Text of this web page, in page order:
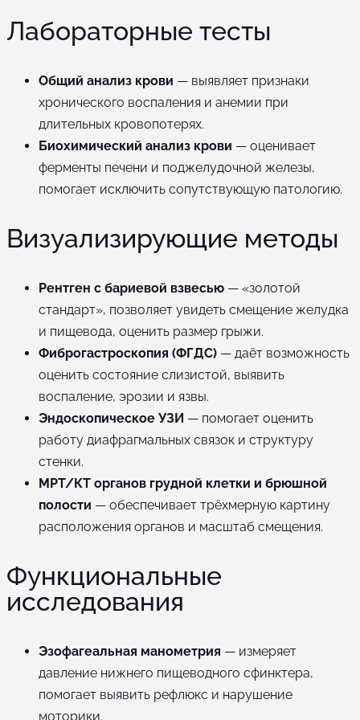
Лабораторные тесты
Общий анализ крови — выявляет признаки
хронического воспаления и анемии при
длительных кровопотерях.
Биохимический анализ крови — оценивает
ферменты печени и поджелудочной железы,
помогает исключить сопутствующую патологию.
Визуализирующие методы
Рентген с бариевой взвесью — «золотой
стандарт», позволяет увидеть смещение желудка
и пищевода, оценить размер грыжи.
Фиброгастроскопия (ФГДС) — даёт возможность
оценить состояние слизистой, выявить
воспаление, эрозии и язвы.
Эндоскопическое УЗИ — помогает оценить
работу диафрагмальных связок и структуру
стенки.
МРТ/КТ органов грудной клетки и брюшной
полости — обеспечивает трёхмерную картину
расположения органов и масштаб смещения.
Функциональные
исследования
Эзофагеальная манометрия — измеряет
давление нижнего пищеводного сфинктера,
помогает выявить рефлюкс и нарушение
моторики.